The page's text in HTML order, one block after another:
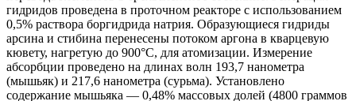
гидридов проведена в проточном реакторе с использованием
0,5% раствора боргидрида натрия. Образующиеся гидриды
арсина и стибина перенесены потоком аргона в кварцевую
кювету, нагретую до 900°C, для атомизации. Измерение
абсорбции проведено на длинах волн 193,7 нанометра
(мышьяк) и 217,6 нанометра (сурьма). Установлено
содержание мышьяка — 0,48% массовых долей (4800 граммов